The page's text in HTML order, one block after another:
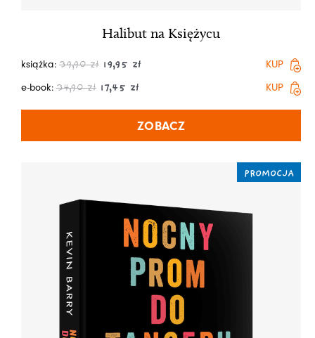
Halibut na Księżycu
książka: 39,90zł 19,95 zł
KUP
e-book: 34,90zł 17,45 zł KUP
ZOBACZ
PROMOCJA